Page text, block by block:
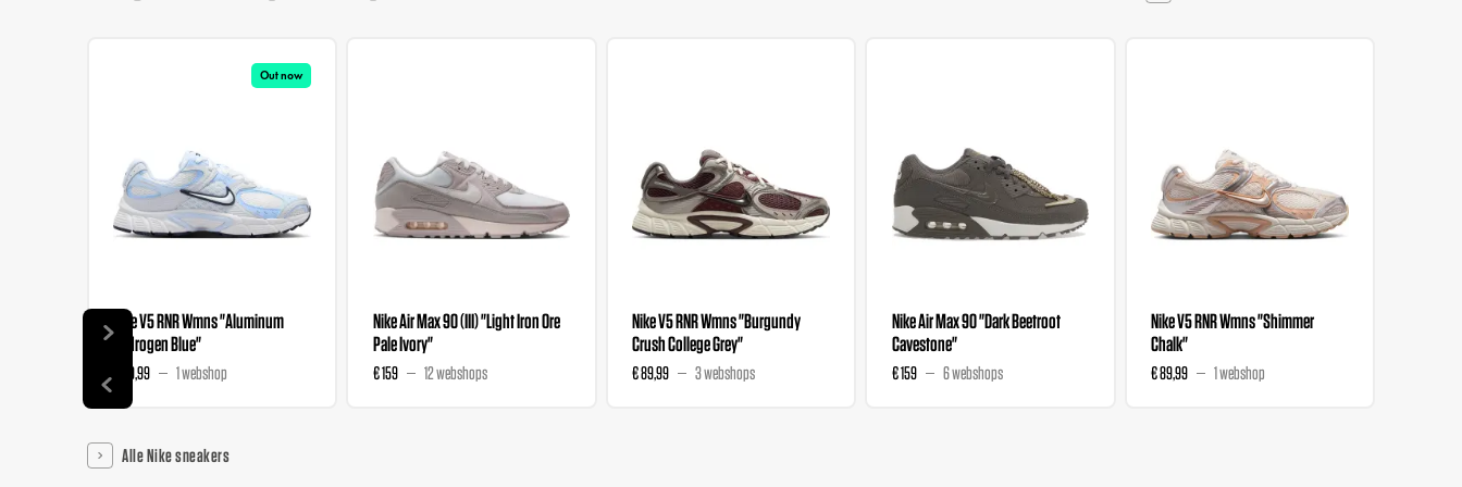
Out now
Nike V5 RNR Wmns "Aluminum
Hydrogen Blue"
€ 89,99 1 webshop
Nike Air Max 90 (III) "Light Iron Ore
Pale Ivory"
€ 159 12 webshops
Nike V5 RNR Wmns "Burgundy
Crush College Grey"
€ 89,99 3 webshops
Nike Air Max 90 "Dark Beetroot
Cavestone"
€ 159 6 webshops
Nike V5 RNR Wmns "Shimmer
Chalk"
€ 89,99 1 webshop
Alle Nike sneakers